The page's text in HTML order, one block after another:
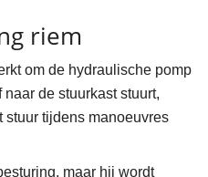
riem
om de hydraulische pomp
de stuurkast stuurt,
stuur tijdens manoeuvres
maar hij wordt